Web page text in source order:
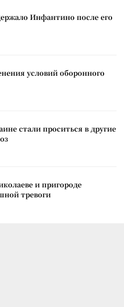
Инфантино после его
условий оборонного
стали проситься в другие
и пригороде
тревоги